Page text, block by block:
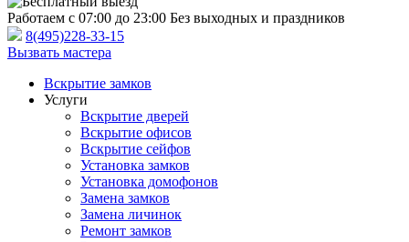
Работаем с 07:00 до 23:00 Без выходных и праздников
8(495)228-33-15
Вызвать мастера
Вскрытие замков
Услуги
Вскрытие дверей
Вскрытие офисов
Вскрытие сейфов
Установка замков
Установка домофонов
Замена замков
Замена личинок
Ремонт замков